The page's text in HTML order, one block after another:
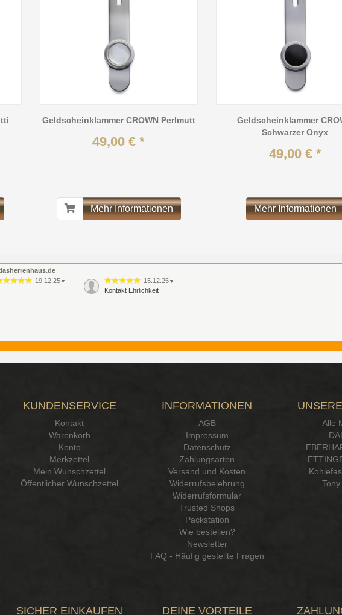
Geldscheinklammer CROWN Perlmutt
49,00 € *
Mehr Informationen
Geldscheinklammer
Schwarzer Onyx
49,00 € *
Mehr Informationen
19.12.25 ▼ 15.12.25 ▼
Kontakt Ehrlichkeit
KUNDENSERVICE
Kontakt
Warenkorb
Konto
Merkzettel
Mein Wunschzettel
Öffentlicher Wunschzettel
INFORMATIONEN
AGB
Impressum
Datenschutz
Zahlungsarten
Versand und Kosten
Widerrufsbelehrung
Widerrufsformular
Trusted Shops
Packstation
Wie bestellen?
Newsletter
FAQ - Häufig gestellte Fragen
Alle
SICHER EINKAUFEN DEINE VORTEILE